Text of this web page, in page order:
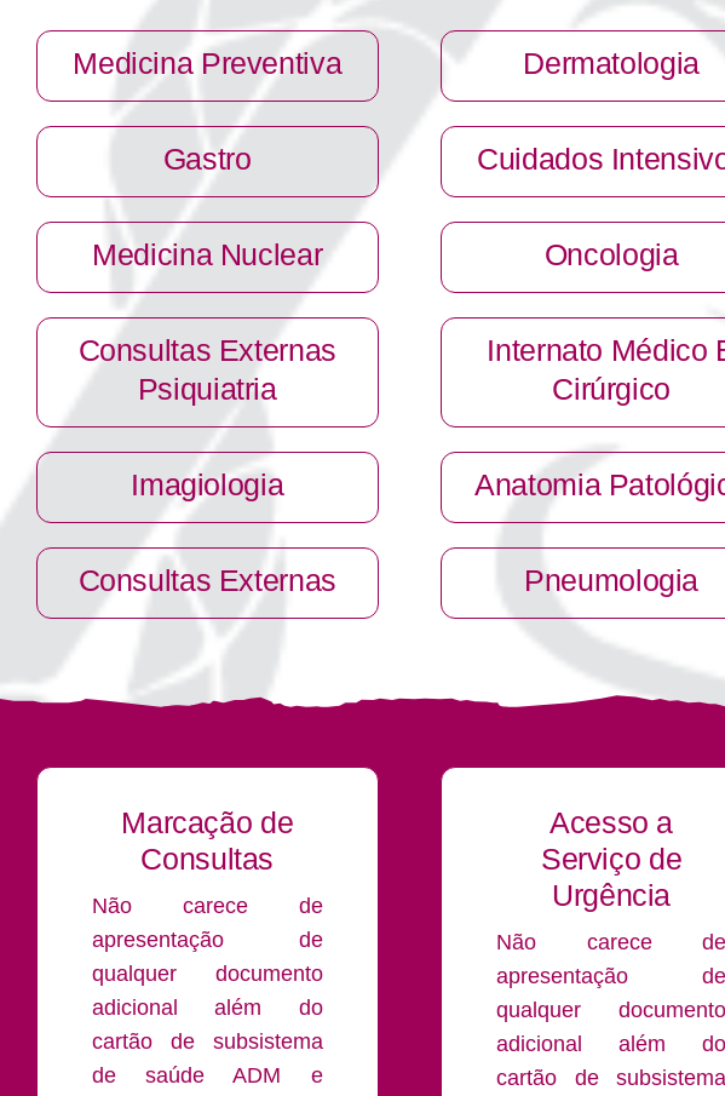
Medicina Preventiva Dermatologia
Gastro Cuidados
Medicina Nuclear Oncologia
Consultas Externas
Psiquiatria
Internato Médico
Cirúrgico
Imagiologia Anatomia
Consultas Externas Pneumologia
Marcação de
Consultas
Não carece de
apresentação de
qualquer documento
adicional além do
cartão de subsistema
de saúde ADM e
Acesso a
Serviço de
Urgência
Não carece de
apresentação de
qualquer documento
adicional além do
cartão de subsistema